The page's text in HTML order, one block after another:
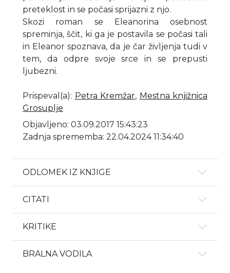
preteklost in se počasi sprijazni z njo.
Skozi roman se Eleanorina osebnost
spreminja, ščit, ki ga je postavila se počasi tali
in Eleanor spoznava, da je čar življenja tudi v
tem, da odpre svoje srce in se prepusti
ljubezni.
Prispeval(a): Petra Kremžar, Mestna knjižnica
Grosuplje
Objavljeno: 03.09.2017 15:43:23
Zadnja sprememba: 22.04.2024 11:34:40
ODLOMEK IZ KNJIGE
CITATI
KRITIKE
BRALNA VODILA